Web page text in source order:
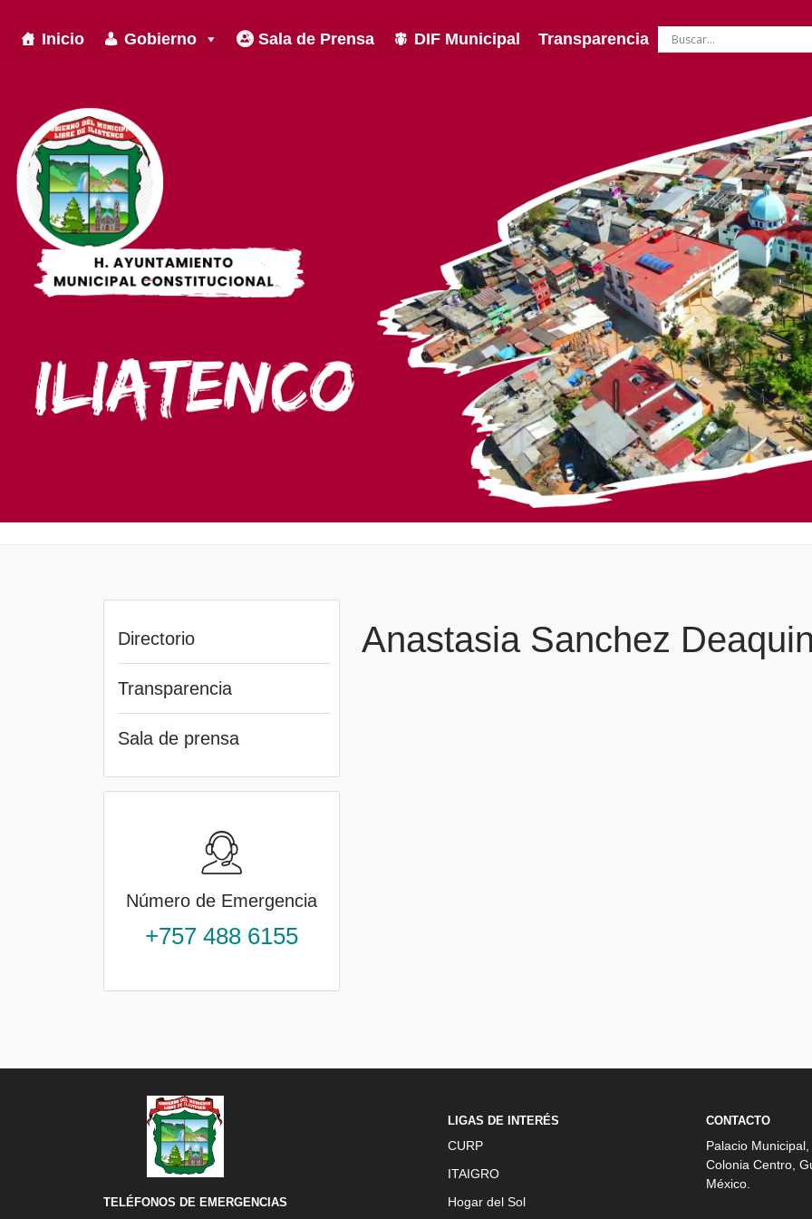
Inicio Gobierno Sala de Prensa DIF Municipal Transparencia
Directorio
Transparencia
Sala de prensa
Número de Emergencia
+757 488 6155
Anastasia Sanchez
TELÉFONOS DE EMERGENCIAS
LIGAS DE INTERÉS
CURP
ITAIGRO
Hogar del Sol
CONTACTO
Palacio Municipal,
Colonia Centro,
México.